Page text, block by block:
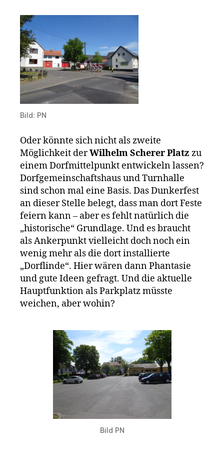
Bild: PN
Oder könnte sich nicht als zweite
Möglichkeit derWilhelm Scherer Platz zu
einem Dorfmittelpunkt entwickeln lassen?
Dorfgemeinschaftshaus und Turnhalle
sind schon mal eine Basis. Das Dunkerfest
an dieser Stelle belegt, dass man dort Feste
feiern kann – aber es fehlt natürlich die
„historische“ Grundlage. Und es braucht
als Ankerpunkt vielleicht doch noch ein
wenig mehr als die dort installierte
„Dorflinde“. Hier wären dann Phantasie
und gute Ideen gefragt. Und die aktuelle
Hauptfunktion als Parkplatz müsste
weichen, aber wohin?
Bild PN